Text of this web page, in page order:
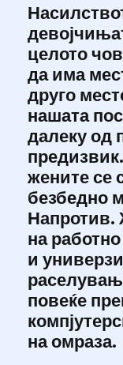
целото
да има
друго
нашата
далеку од
жените се
безбедно
Напротив.
на
и
повеќе
на омраза.